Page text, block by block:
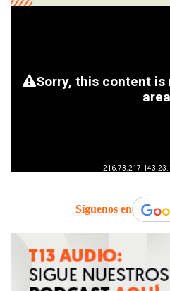
Síguenos en